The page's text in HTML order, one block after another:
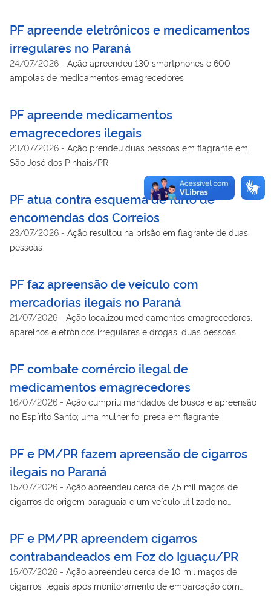
PF apreende eletrônicos e medicamentos
irregulares no Paraná
24/07/2026 - Ação apreendeu 130 smartphones e 600
ampolas de medicamentos emagrecedores
PF apreende medicamentos
emagrecedores ilegais
23/07/2026 - Ação prendeu duas pessoas em flagrante em
São José dos Pinhais/PR
PF atua contra esquema de furto de
encomendas dos Correios
23/07/2026 - Ação resultou na prisão em flagrante de duas
pessoas
PF faz apreensão de veículo com
mercadorias ilegais no Paraná
21/07/2026 - Ação localizou medicamentos emagrecedores,
aparelhos eletrônicos irregulares e drogas; duas pessoas
PF combate comércio ilegal de
medicamentos emagrecedores
16/07/2026 - Ação cumpriu mandados de busca e apreensão
no Espírito Santo; uma mulher foi presa em flagrante
PF e PM/PR fazem apreensão de cigarros
ilegais no Paraná
15/07/2026 - Ação apreendeu cerca de 7,5 mil maços de
cigarros de origem paraguaia e um veículo utilizado no
PF e PM/PR apreendem cigarros
contrabandeados em Foz do Iguaçu/PR
15/07/2026 - Ação apreendeu cerca de 10 mil maços de
cigarros ilegais após monitoramento de embarcação com